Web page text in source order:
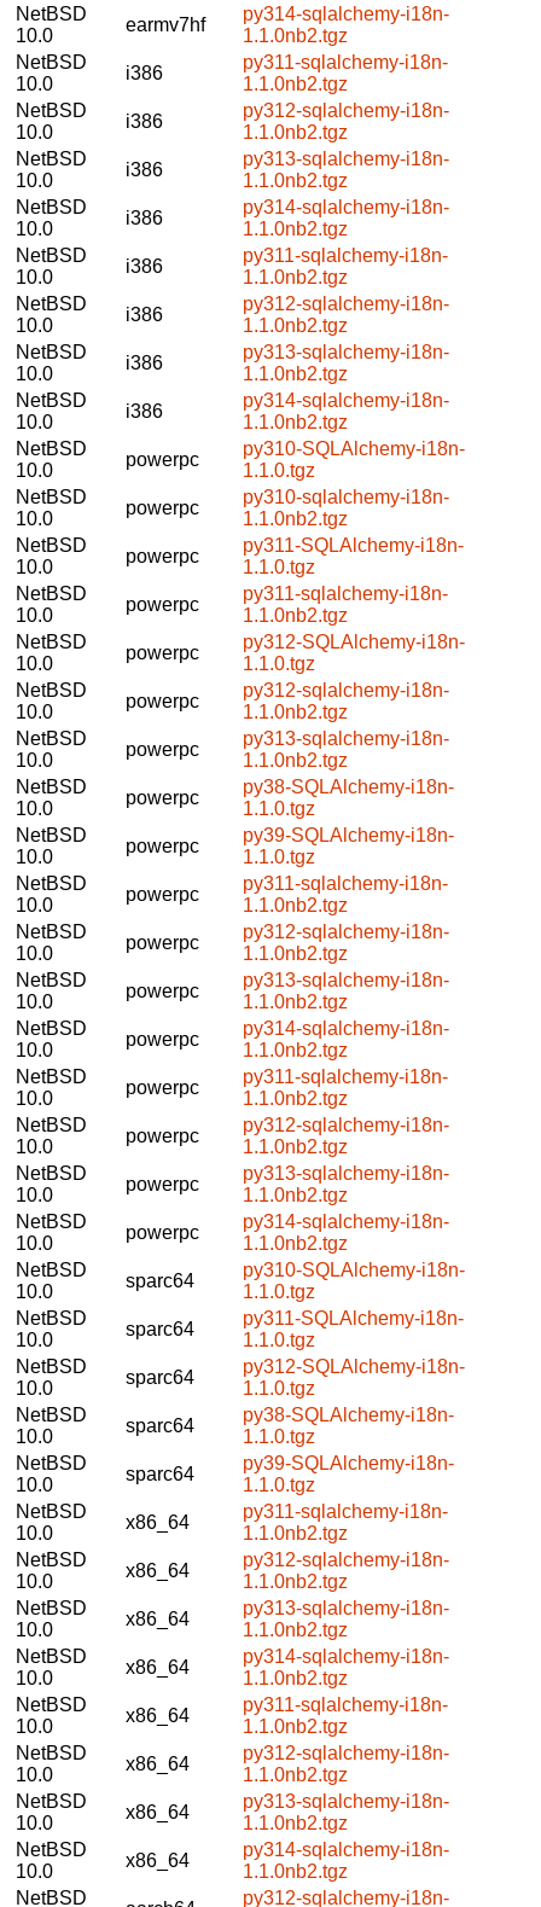
NetBSD
10.0
earmv7hf
py314-sqlalchemy-i18n-
1.1.0nb2.tgz
NetBSD
10.0
i386
py311-sqlalchemy-i18n-
1.1.0nb2.tgz
NetBSD
10.0
i386
py312-sqlalchemy-i18n-
1.1.0nb2.tgz
NetBSD
10.0
i386
py313-sqlalchemy-i18n-
1.1.0nb2.tgz
NetBSD
10.0
i386
py314-sqlalchemy-i18n-
1.1.0nb2.tgz
NetBSD
10.0
i386
py311-sqlalchemy-i18n-
1.1.0nb2.tgz
NetBSD
10.0
i386
py312-sqlalchemy-i18n-
1.1.0nb2.tgz
NetBSD
10.0
i386
py313-sqlalchemy-i18n-
1.1.0nb2.tgz
NetBSD
10.0
i386
py314-sqlalchemy-i18n-
1.1.0nb2.tgz
NetBSD
10.0
powerpc
py310-SQLAlchemy-i18n-
1.1.0.tgz
NetBSD
10.0
powerpc
py310-sqlalchemy-i18n-
1.1.0nb2.tgz
NetBSD
10.0
powerpc
py311-SQLAlchemy-i18n-
1.1.0.tgz
NetBSD
10.0
powerpc
py311-sqlalchemy-i18n-
1.1.0nb2.tgz
NetBSD
10.0
powerpc
py312-SQLAlchemy-i18n-
1.1.0.tgz
NetBSD
10.0
powerpc
py312-sqlalchemy-i18n-
1.1.0nb2.tgz
NetBSD
10.0
powerpc
py313-sqlalchemy-i18n-
1.1.0nb2.tgz
NetBSD
10.0
powerpc
py38-SQLAlchemy-i18n-
1.1.0.tgz
NetBSD
10.0
powerpc
py39-SQLAlchemy-i18n-
1.1.0.tgz
NetBSD
10.0
powerpc
py311-sqlalchemy-i18n-
1.1.0nb2.tgz
NetBSD
10.0
powerpc
py312-sqlalchemy-i18n-
1.1.0nb2.tgz
NetBSD
10.0
powerpc
py313-sqlalchemy-i18n-
1.1.0nb2.tgz
NetBSD
10.0
powerpc
py314-sqlalchemy-i18n-
1.1.0nb2.tgz
NetBSD
10.0
powerpc
py311-sqlalchemy-i18n-
1.1.0nb2.tgz
NetBSD
10.0
powerpc
py312-sqlalchemy-i18n-
1.1.0nb2.tgz
NetBSD
10.0
powerpc
py313-sqlalchemy-i18n-
1.1.0nb2.tgz
NetBSD
10.0
powerpc
py314-sqlalchemy-i18n-
1.1.0nb2.tgz
NetBSD
10.0
sparc64
py310-SQLAlchemy-i18n-
1.1.0.tgz
NetBSD
10.0
sparc64
py311-SQLAlchemy-i18n-
1.1.0.tgz
NetBSD
10.0
sparc64
py312-SQLAlchemy-i18n-
1.1.0.tgz
NetBSD
10.0
sparc64
py38-SQLAlchemy-i18n-
1.1.0.tgz
NetBSD
10.0
sparc64
py39-SQLAlchemy-i18n-
1.1.0.tgz
NetBSD
10.0
x86_64
py311-sqlalchemy-i18n-
1.1.0nb2.tgz
NetBSD
10.0
x86_64
py312-sqlalchemy-i18n-
1.1.0nb2.tgz
NetBSD
10.0
x86_64
py313-sqlalchemy-i18n-
1.1.0nb2.tgz
NetBSD
10.0
x86_64
py314-sqlalchemy-i18n-
1.1.0nb2.tgz
NetBSD
10.0
x86_64
py311-sqlalchemy-i18n-
1.1.0nb2.tgz
NetBSD
10.0
x86_64
py312-sqlalchemy-i18n-
1.1.0nb2.tgz
NetBSD
10.0
x86_64
py313-sqlalchemy-i18n-
1.1.0nb2.tgz
NetBSD
10.0
x86_64
py314-sqlalchemy-i18n-
1.1.0nb2.tgz
NetBSD
py312-sqlalchemy-i18n-